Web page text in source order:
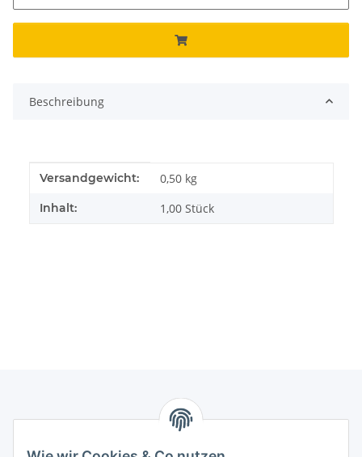
Beschreibung
Produkteigenschaft
Wert
Versandgewicht: 0,50 kg
Inhalt: 1,00 Stück